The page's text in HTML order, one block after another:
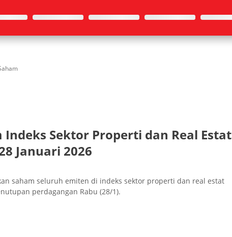
Sektor Properti dan Real Estat
Januari 2026
saham seluruh emiten di indeks sektor properti dan real estat
perdagangan Rabu (28/1).